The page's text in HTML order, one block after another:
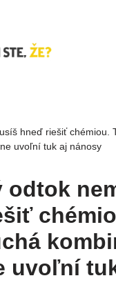
hneď riešiť chémiou.
uvoľní tuk aj nánosy
odtok
uvoľní